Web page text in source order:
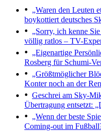
„Waren den Leuten
boykottiert deutsches
„Sorry, ich kenne
völlig ratlos – TV-
„Eigenartige
Rosberg für Schumi-
„Größtmöglicher
Konter noch an der
Geschrei am Sky-
Übertragung entsetzt:
„Wenn der beste
Coming-out im